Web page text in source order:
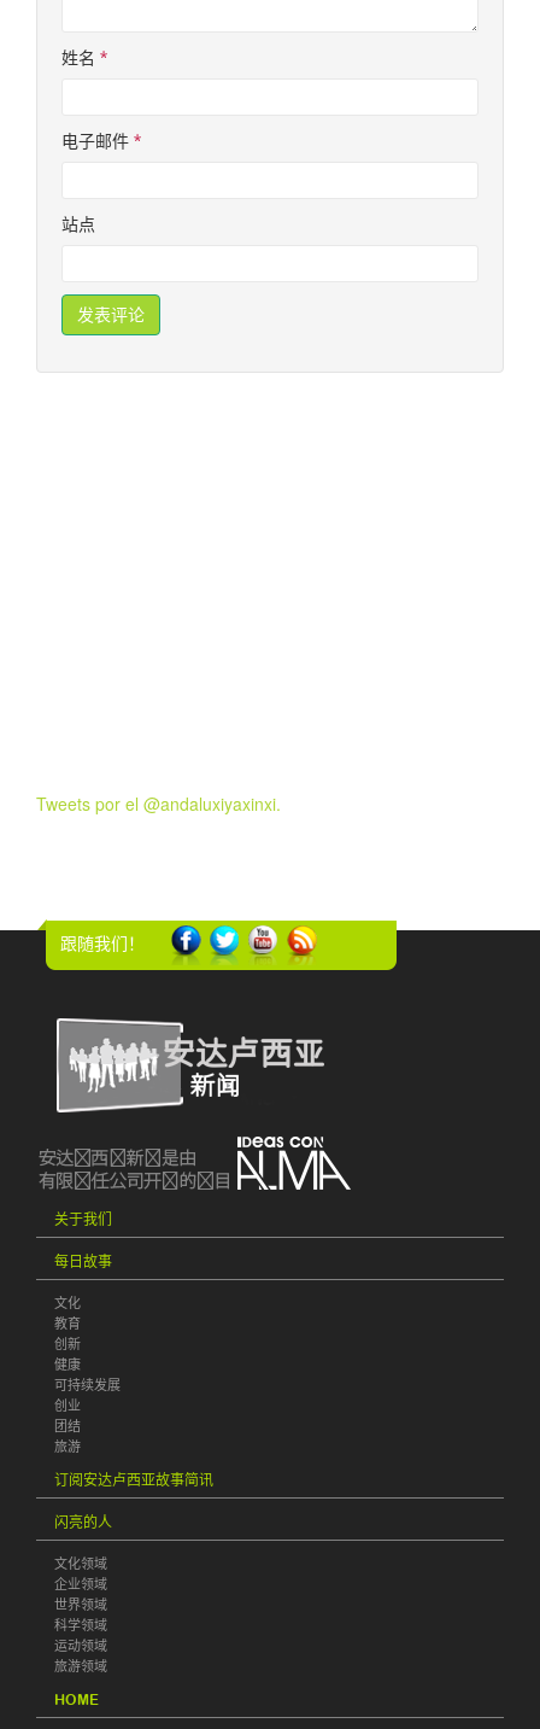
姓名 *
电子邮件 *
站点
Tweets por el @andaluxiyaxinxi.
跟随我们！
关于我们
每日故事
文化
教育
创新
健康
可持续发展
创业
团结
旅游
订阅安达卢西亚故事简讯
闪亮的人
文化领域
企业领域
世界领域
科学领域
运动领域
旅游领域
HOME